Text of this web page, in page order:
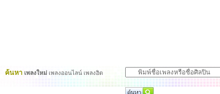
ค้นหา เพลงใหม่ เพลงออนไลน์ เพลงฮิต